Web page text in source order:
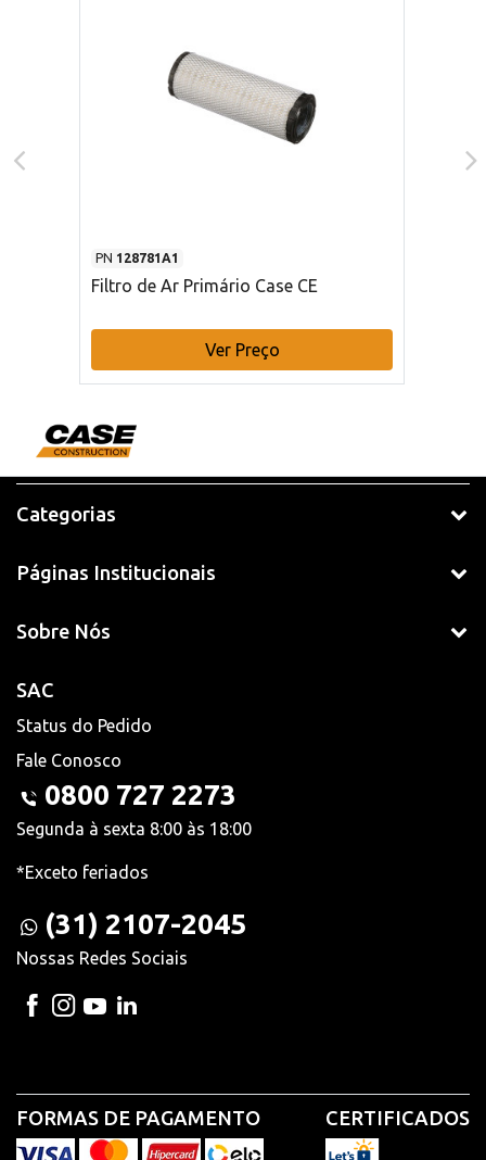
PN 128781A1
Filtro de Ar Primário Case CE
Ver Preço
Categorias
Páginas Institucionais
Sobre Nós
SAC
Status do Pedido
Fale Conosco
0800 727 2273
Segunda à sexta 8:00 às 18:00
*Exceto feriados
(31) 2107-2045
Nossas Redes Sociais
FORMAS DE PAGAMENTO CERTIFICADOS